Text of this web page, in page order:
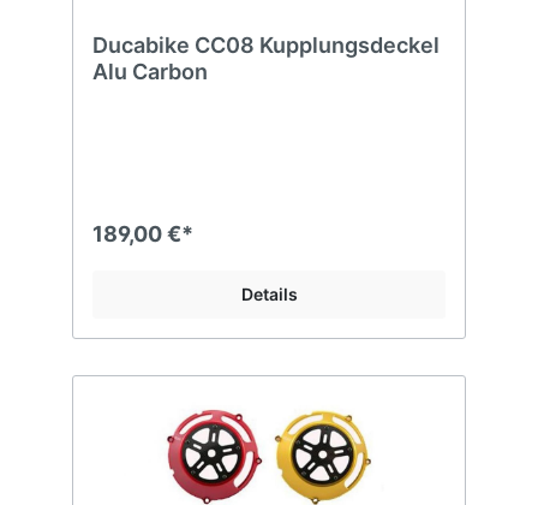
Ducabike CC08 Kupplungsdeckel
Alu Carbon
189,00 €*
Details